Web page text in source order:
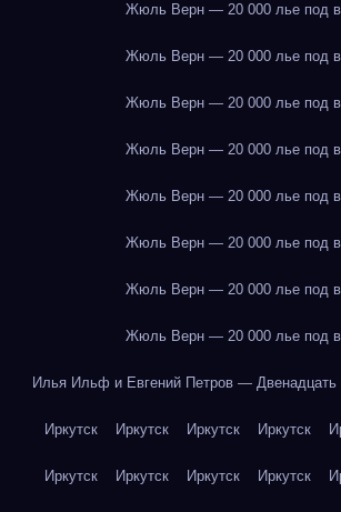
Жюль Верн — 20 000 лье под
Жюль Верн — 20 000 лье под
Жюль Верн — 20 000 лье под
Жюль Верн — 20 000 лье под
Жюль Верн — 20 000 лье под
Жюль Верн — 20 000 лье под
Жюль Верн — 20 000 лье под
Жюль Верн — 20 000 лье под
Илья Ильф и Евгений Петров — Двенадцать
Иркутск Иркутск Иркутск Иркутск
Иркутск Иркутск Иркутск Иркутск